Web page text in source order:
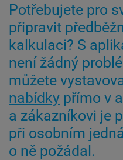
Potřebujete pro
připravit
kalkulaci? S
není žádný
můžete
nabídky přímo v
a zákazníkovi je
při osobním
o ně požádal.